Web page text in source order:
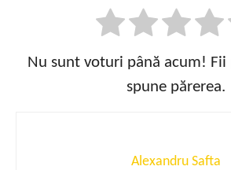
Nu sunt voturi până acum! Fii
spune părerea.
Alexandru Safta